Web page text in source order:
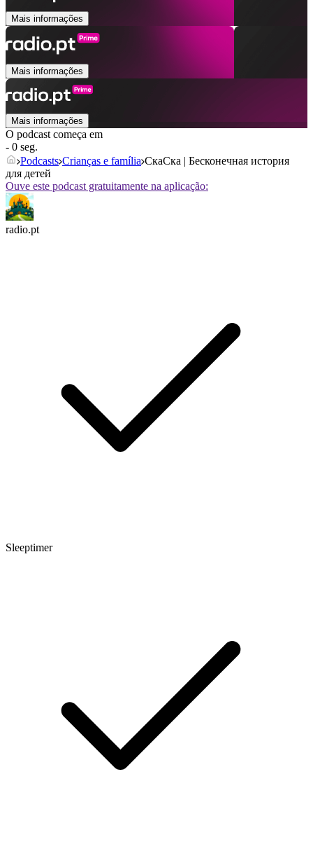
Mais informações
Mais informações
Mais informações
O podcast começa em
- 0 seg.
Podcasts Crianças e família СкаСка | Бесконечная история
для детей
Ouve este podcast gratuitamente na aplicação:
radio.pt
Sleeptimer